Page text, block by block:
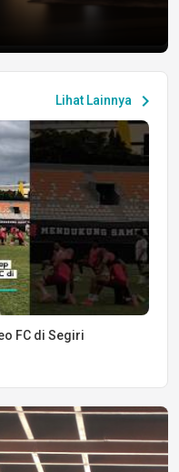
Lihat Lainnya chevron_right
FC di Segiri